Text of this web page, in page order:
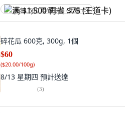
满 $1,500 再省 $75 (王道卡)
碎花瓜 600克, 300g, 1個
$60
($20.00/100g)
8/13 星期四 預計送達
(3)